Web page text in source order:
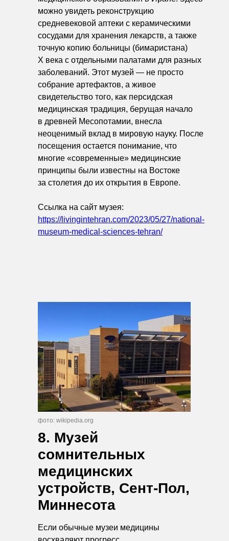
можно увидеть реконструкцию
средневековой аптеки с керамическими
сосудами для хранения лекарств, а также
точную копию больницы (бимаристана)
X века с отдельными палатами для разных
заболеваний. Этот музей — не просто
собрание артефактов, а живое
свидетельство того, как персидская
медицинская традиция, берущая начало
в древней Месопотамии, внесла
неоценимый вклад в мировую науку. После
посещения остается понимание, что
многие «современные» медицинские
принципы были известны на Востоке
за столетия до их открытия в Европе.
Ссылка на сайт музея:
https://livingintehran.com/2023/05/27/national-
museum-medical-sciences-tehran/
8. Музей
сомнительных
медицинских
устройств, Сент-Пол,
Миннесота
Если обычные музеи медицины
фото: wikipedia.org